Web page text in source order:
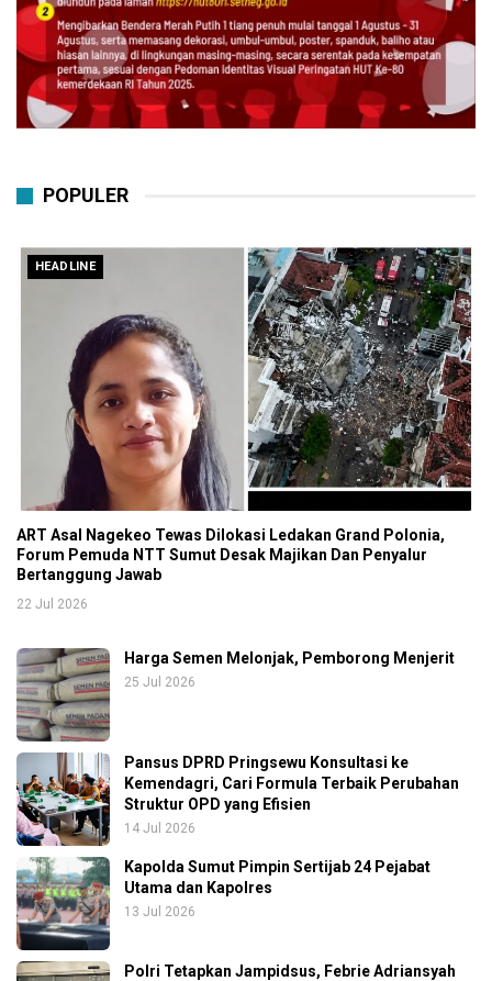
POPULER
HEADLINE
ART Asal Nagekeo Tewas Dilokasi Ledakan Grand Polonia,
Forum Pemuda NTT Sumut Desak Majikan Dan Penyalur
Bertanggung Jawab
22 Jul 2026
Harga Semen Melonjak, Pemborong Menjerit
25 Jul 2026
Pansus DPRD Pringsewu Konsultasi ke
Kemendagri, Cari Formula Terbaik Perubahan
Struktur OPD yang Efisien
14 Jul 2026
Kapolda Sumut Pimpin Sertijab 24 Pejabat
Utama dan Kapolres
13 Jul 2026
Polri Tetapkan Jampidsus, Febrie Adriansyah